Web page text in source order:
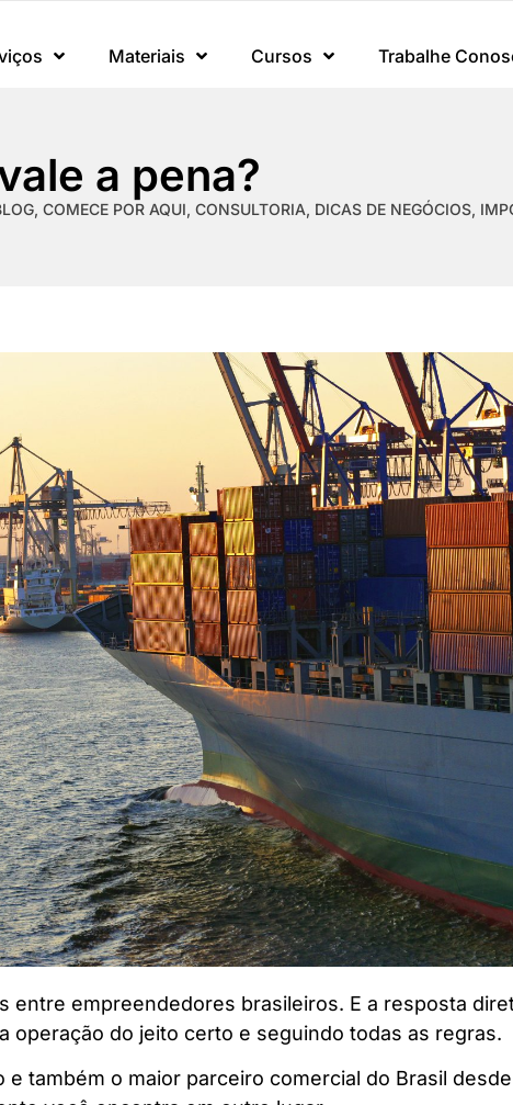
Materiais Cursos Trabalhe
a pena?
, COMECE POR AQUI, CONSULTORIA, DICAS DE NEGÓCIOS,
entre empreendedores brasileiros. E a resposta
operação do jeito certo e seguindo todas as regras.
também o maior parceiro comercial do Brasil